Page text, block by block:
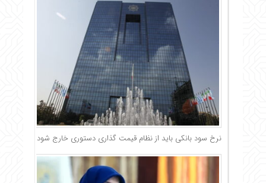
نرخ سود بانکی باید از نظام قیمت گذاری دستوری خارج شود